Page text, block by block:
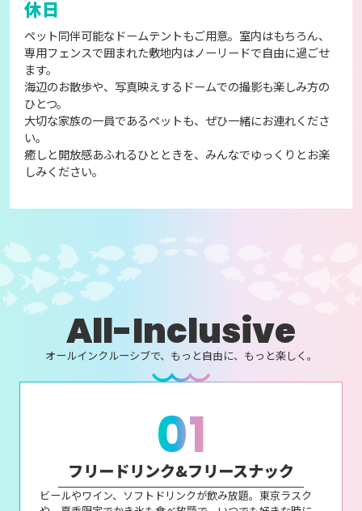
休日
ペット同伴可能なドームテントもご用意。室内はもちろん、
専用フェンスで囲まれた敷地内はノーリードで自由に過ごせ
ます。
海辺のお散歩や、写真映えするドームでの撮影も楽しみ方の
ひとつ。
大切な家族の一員であるペットも、ぜひ一緒にお連れくださ
い。
癒しと開放感あふれるひとときを、みんなでゆっくりとお楽
しみください。
All-Inclusive
オールインクルーシブで、もっと自由に、もっと楽しく。
01
フリードリンク&フリースナック
ビールやワイン、ソフトドリンクが飲み放題。東京ラスク